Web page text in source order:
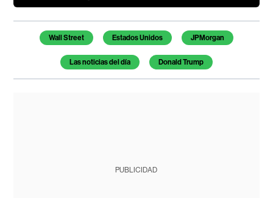
Temas de este artículo
Wall Street Estados Unidos JPMorgan
Las noticias del día Donald Trump
PUBLICIDAD